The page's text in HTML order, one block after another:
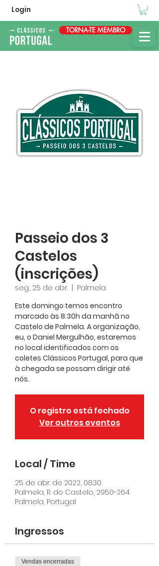
Login
TORNA-TE MEMBRO
Passeio dos 3
Castelos
(inscrições)
seg., 25 de abr.
  |
Palmela
Este domingo temos encontro
marcado às 8:30h da manhã no
Castelo de Palmela. A organização,
eu, o Daniel Mergulhão, estaremos
no local identificados com os
coletes Clássicos Portugal, para que
à chegada se possam dirigir até
nós.
O registro está fechado
Ver outros eventos
Local / Time
25 de abr. de 2022, 08:30
Palmela, R. do Castelo, 2950-264
Palmela, Portugal
Ingressos
Vendas encerradas